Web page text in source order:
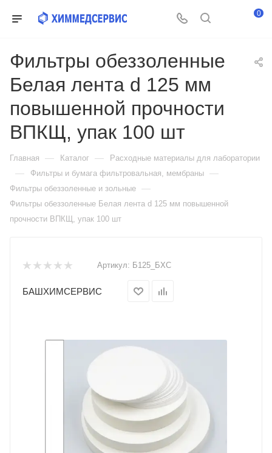
0
Фильтры обеззоленные
Белая лента d 125 мм
повышенной прочности
ВПКЩ, упак 100 шт
Главная — Каталог — Расходные материалы для лаборатории
— Фильтры и бумага фильтровальная, мембраны —
Фильтры обеззоленные и зольные —
Фильтры обеззоленные Белая лента d 125 мм повышенной
прочности ВПКЩ, упак 100 шт
Артикул: Б125_БХС
БАШХИМСЕРВИС